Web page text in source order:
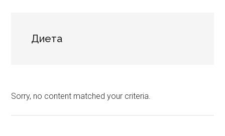
Диета
Sorry, no content matched your criteria.